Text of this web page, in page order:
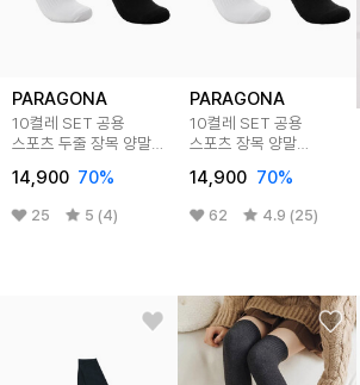
PARAGONA
10켤레 SET 공용
스포츠 두줄 장목 양말
14,900 70%
25 5 (4)
PARAGONA
10켤레 SET 공용
스포츠 장목 양말
14,900 70%
62 4.9 (25)